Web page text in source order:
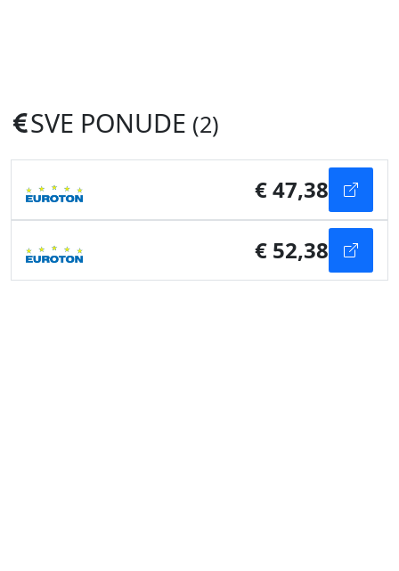
SVE PONUDE (2)
€ 47,38
€ 52,38